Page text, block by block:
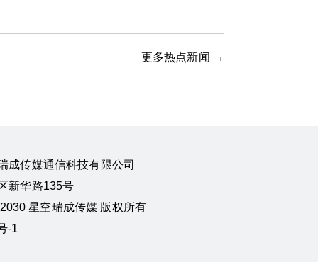
更多热点新闻 →
成传媒通信科技有限公司
新华路135号
星空瑞成传媒 版权所有
-1